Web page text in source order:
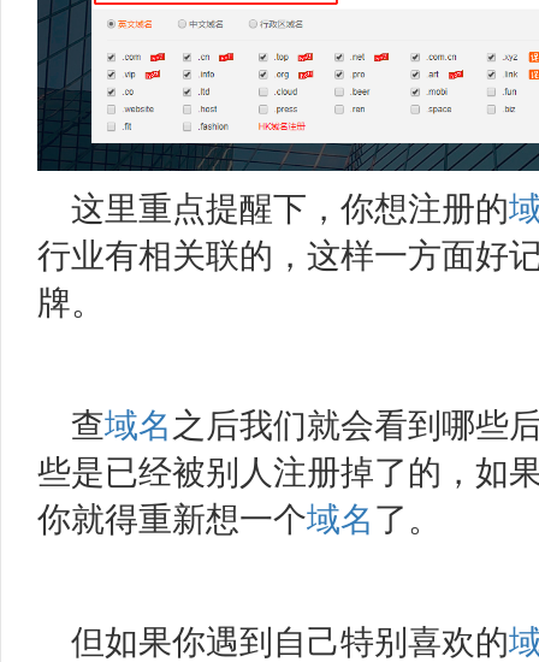
这里重点提醒下，你想注册的
行业有相关联的，这样一方面好
牌。
查域名 之后我们就会看到哪些
些是已经被别人注册掉了的，如
你就得重新想一个域名了。
但如果你遇到自己特别喜欢的